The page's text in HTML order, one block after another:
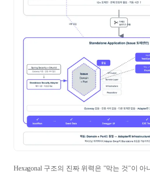
Hexagonal 구조의 진짜 위력은 "막는 것"이